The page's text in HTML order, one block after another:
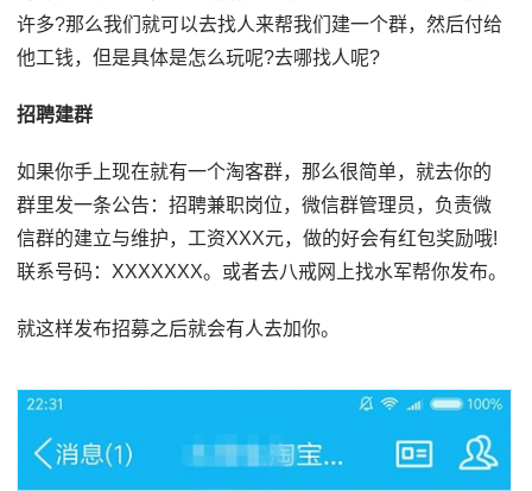
许多?那么我们就可以去找人来帮我们建一个群，然后付给
他工钱，但是具体是怎么玩呢?去哪找人呢?
招聘建群
如果你手上现在就有一个淘客群，那么很简单，就去你的
群里发一条公告：招聘兼职岗位，微信群管理员，负责微
信群的建立与维护，工资XXX元，做的好会有红包奖励哦!
联系号码：XXXXXXX。或者去八戒网上找水军帮你发布。
就这样发布招募之后就会有人去加你。